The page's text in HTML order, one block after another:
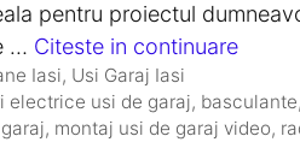
pentru proiectul
… Citeste in continuare
Iasi, Usi Garaj Iasi
electrice usi de garaj, basculante,
, montaj usi de garaj video,